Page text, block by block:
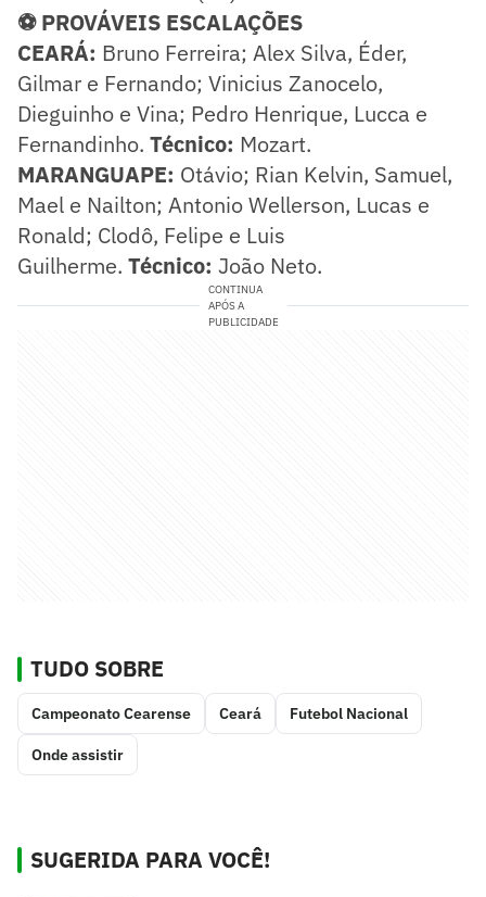
⚽ PROVÁVEIS ESCALAÇÕES
CEARÁ: Bruno Ferreira; Alex Silva, Éder,
Gilmar e Fernando; Vinicius Zanocelo,
Dieguinho e Vina; Pedro Henrique, Lucca e
Fernandinho. Técnico: Mozart.
MARANGUAPE: Otávio; Rian Kelvin, Samuel,
Mael e Nailton; Antonio Wellerson, Lucas e
Ronald; Clodô, Felipe e Luis
Guilherme. Técnico: João Neto.
CONTINUA
APÓS A
PUBLICIDADE
TUDO SOBRE
Campeonato Cearense Ceará Futebol Nacional
Onde assistir
SUGERIDA PARA VOCÊ!